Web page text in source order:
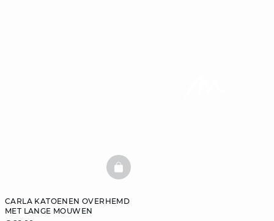
CARLA KATOENEN OVERHEMD
MET LANGE MOUWEN
BASKETFULL